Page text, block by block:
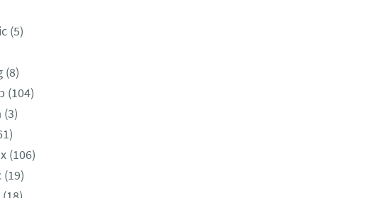
(5)
(8)
(104)
(3)
(106)
(19)